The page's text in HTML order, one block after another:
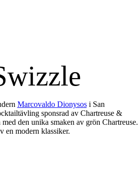
Marcovaldo Dionysosi San
sponsrad av Chartreuse &
den unika smaken av grön Chartreuse.
en modern klassiker.